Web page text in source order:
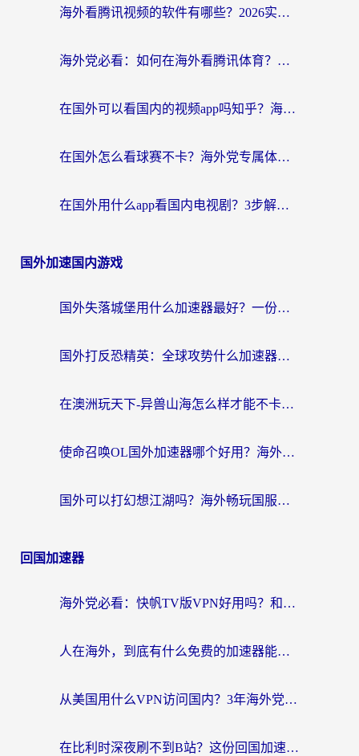
海外看腾讯视频的软件有哪些？2026实测有效，留学生都在用的回国加速器指南
海外党必看：如何在海外看腾讯体育？解决赛事直播地区限制的终极指南
在国外可以看国内的视频app吗知乎？海外党亲测有效的追剧加速方案
在国外怎么看球赛不卡？海外党专属体育直播自由指南
在国外用什么app看国内电视剧？3步解决版权限制+卡顿难题
国外加速国内游戏
国外失落城堡用什么加速器最好？一份来自老玩家的真实指南
国外打反恐精英：全球攻势什么加速器好用？2026海外玩家国服游戏加速终极指南
在澳洲玩天下-异兽山海怎么样才能不卡？一份给南半球玩家的自救指南
使命召唤OL国外加速器哪个好用？海外玩家亲测的国服游戏加速终极指南
国外可以打幻想江湖吗？海外畅玩国服游戏的终极指南
回国加速器
海外党必看：快帆TV版VPN好用吗？和Easyback VPN对比哪个回国效果更好？附2026真实测评
人在海外，到底有什么免费的加速器能让我安心追剧打游戏？
从美国用什么VPN访问国内？3年海外党亲测：选对工具才能无缝刷B站、看腾讯视频
在比利时深夜刷不到B站？这份回国加速器避坑指南请收好